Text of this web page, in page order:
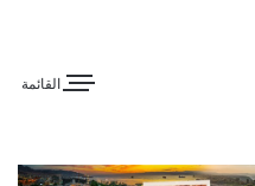
القائمة